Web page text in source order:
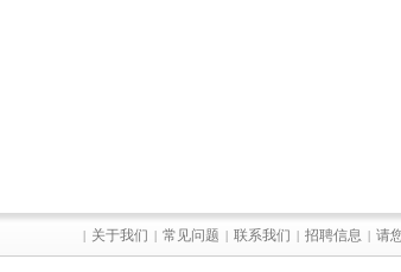
| 关于我们 | 常见问题 | 联系我们 | 招聘信息 | 请